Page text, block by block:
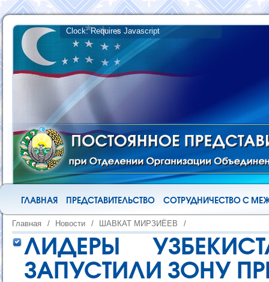
ГЛАВНАЯ ПРЕДСТАВИТЕЛЬСТВО СОТРУДНИЧЕСТВО С
Главная / Новости / ШАВКАТ МИРЗИЁЕВ /
ЛИДЕРЫ
ЗАПУСТИЛИ ЗОНУ